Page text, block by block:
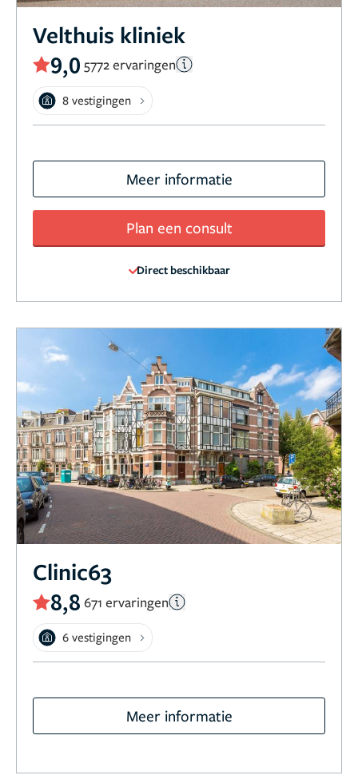
Velthuis kliniek
9,0 5772 ervaringen
8 vestigingen
Meer informatie
Plan een consult
Direct beschikbaar
Clinic63
8,8 671 ervaringen
6 vestigingen
Meer informatie